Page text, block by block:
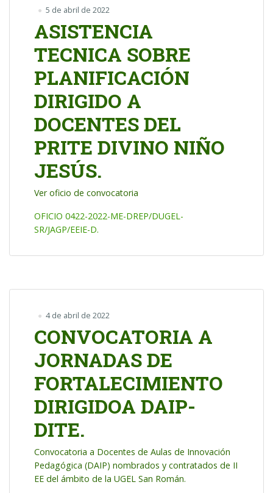
5 de abril de 2022
ASISTENCIA
TECNICA SOBRE
PLANIFICACIÓN
DIRIGIDO A
DOCENTES DEL
PRITE DIVINO NIÑO
JESÚS.
Ver oficio de convocatoria
OFICIO 0422-2022-ME-DREP/DUGEL-
SR/JAGP/EEIE-D.
4 de abril de 2022
CONVOCATORIA A
JORNADAS DE
FORTALECIMIENTO
DIRIGIDOA DAIP-
DITE.
Convocatoria a Docentes de Aulas de Innovación
Pedagógica (DAIP) nombrados y contratados de II
EE del ámbito de la UGEL San Román.